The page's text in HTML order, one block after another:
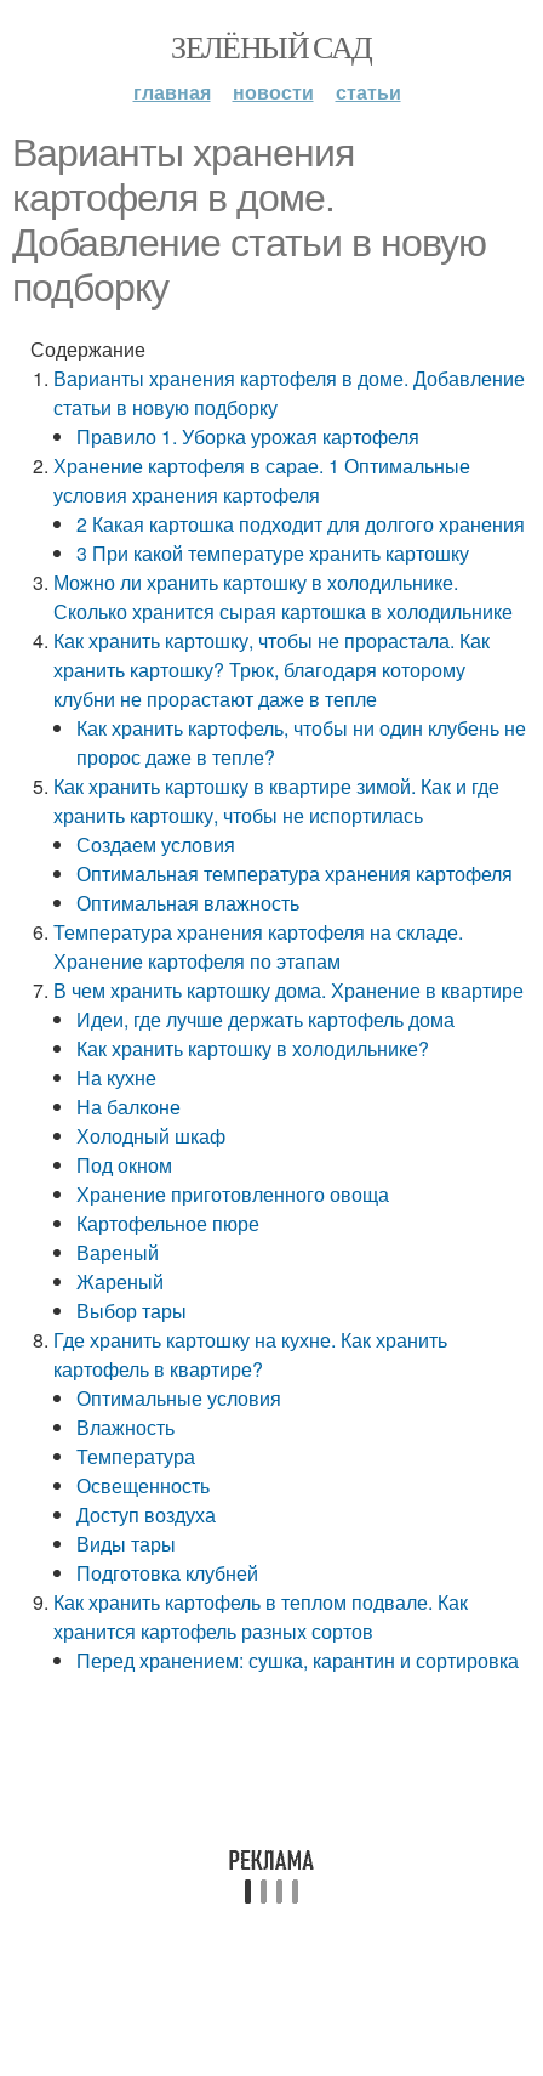
ЗЕЛЁНЫЙ САД
главная новости статьи
Варианты хранения
картофеля в доме.
Добавление статьи в новую
подборку
Содержание
Варианты хранения картофеля в доме. Добавление
статьи в новую подборку
Правило 1. Уборка урожая картофеля
Хранение картофеля в сарае. 1 Оптимальные
условия хранения картофеля
2 Какая картошка подходит для долгого хранения
3 При какой температуре хранить картошку
Можно ли хранить картошку в холодильнике.
Сколько хранится сырая картошка в холодильнике
Как хранить картошку, чтобы не прорастала. Как
хранить картошку? Трюк, благодаря которому
клубни не прорастают даже в тепле
Как хранить картофель, чтобы ни один клубень не
пророс даже в тепле?
Как хранить картошку в квартире зимой. Как и где
хранить картошку, чтобы не испортилась
Создаем условия
Оптимальная температура хранения картофеля
Оптимальная влажность
Температура хранения картофеля на складе.
Хранение картофеля по этапам
В чем хранить картошку дома. Хранение в квартире
Идеи, где лучше держать картофель дома
Как хранить картошку в холодильнике?
На кухне
На балконе
Холодный шкаф
Под окном
Хранение приготовленного овоща
Картофельное пюре
Вареный
Жареный
Выбор тары
Где хранить картошку на кухне. Как хранить
картофель в квартире?
Оптимальные условия
Влажность
Температура
Освещенность
Доступ воздуха
Виды тары
Подготовка клубней
Как хранить картофель в теплом подвале. Как
хранится картофель разных сортов
Перед хранением: сушка, карантин и сортировка